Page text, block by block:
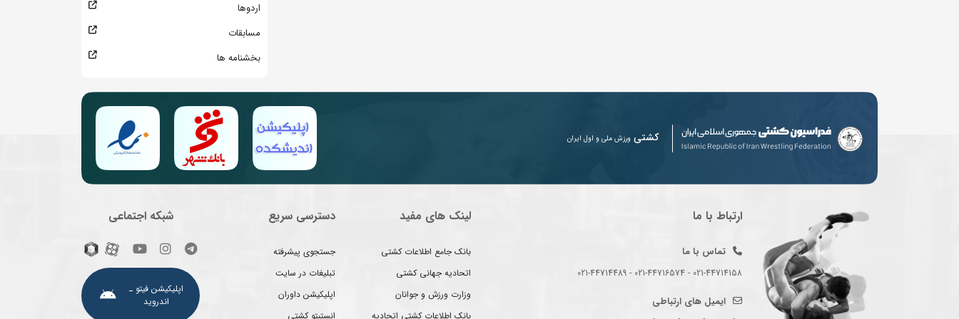
اردوها
مسابقات
بخشنامه ها
کشتی ورزش ملی و اول ایران
ارتباط با ما
تماس با ما
021-44714158 - 021-44716574 - 021-44714489
ایمیل های ارتباطی
لینک های مفید
بانک جامع اطلاعات کشتی
اتحادیه جهانی کشتی
وزارت ورزش و جوانان
بانک اطلاعات کشتی اتحادیه
دسترسی سریع
جستجوی پیشرفته
تبلیغات در سایت
اپلیکیشن داوران
انستیتو کشتی
شبکه اجتماعی
اپلیکیشن فیتو ـ
اندروید